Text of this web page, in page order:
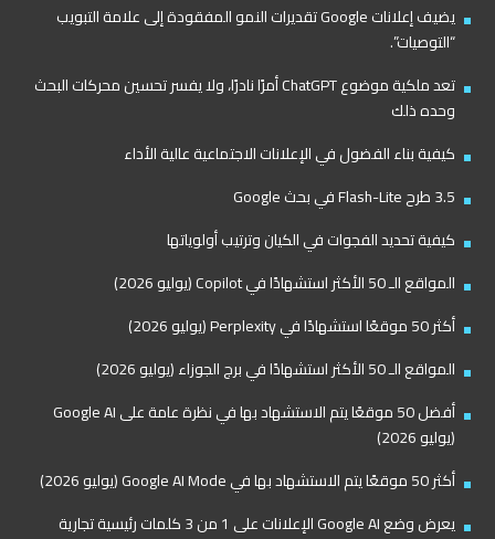
يضيف إعلانات Google تقديرات النمو المفقودة إلى علامة التبويب
“التوصيات”.
تعد ملكية موضوع ChatGPT أمرًا نادرًا، ولا يفسر تحسين محركات البحث
وحده ذلك
كيفية بناء الفضول في الإعلانات الاجتماعية عالية الأداء
3.5 طرح Flash-Lite في بحث Google
كيفية تحديد الفجوات في الكيان وترتيب أولوياتها
المواقع الـ 50 الأكثر استشهادًا في Copilot (يوليو 2026)
أكثر 50 موقعًا استشهادًا في Perplexity (يوليو 2026)
المواقع الـ 50 الأكثر استشهادًا في برج الجوزاء (يوليو 2026)
أفضل 50 موقعًا يتم الاستشهاد بها في نظرة عامة على Google AI
(يوليو 2026)
أكثر 50 موقعًا يتم الاستشهاد بها في Google AI Mode (يوليو 2026)
يعرض وضع Google AI الإعلانات على 1 من 3 كلمات رئيسية تجارية